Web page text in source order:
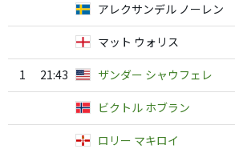
アレクサンデル ノーレン
マット ウォリス
1 21:43 ザンダー シャウフェレ
ビクトル ホブラン
ロリー マキロイ